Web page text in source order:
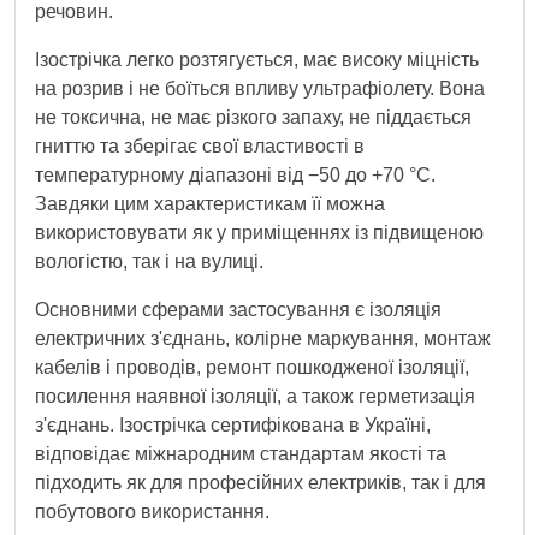
речовин.
Ізострічка легко розтягується, має високу міцність
на розрив і не боїться впливу ультрафіолету. Вона
не токсична, не має різкого запаху, не піддається
гниттю та зберігає свої властивості в
температурному діапазоні від −50 до +70 °C.
Завдяки цим характеристикам її можна
використовувати як у приміщеннях із підвищеною
вологістю, так і на вулиці.
Основними сферами застосування є ізоляція
електричних з'єднань, колірне маркування, монтаж
кабелів і проводів, ремонт пошкодженої ізоляції,
посилення наявної ізоляції, а також герметизація
з'єднань. Ізострічка сертифікована в Україні,
відповідає міжнародним стандартам якості та
підходить як для професійних електриків, так і для
побутового використання.